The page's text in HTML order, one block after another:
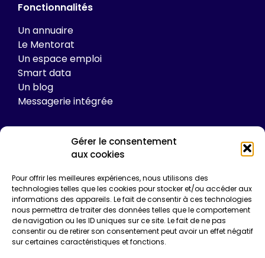
Gérer le consentement
aux cookies
Pour offrir les meilleures expériences, nous utilisons des
technologies telles que les cookies pour stocker et/ou accéder aux
informations des appareils. Le fait de consentir à ces technologies
nous permettra de traiter des données telles que le comportement
de navigation ou les ID uniques sur ce site. Le fait de ne pas
consentir ou de retirer son consentement peut avoir un effet négatif
sur certaines caractéristiques et fonctions.
Fonctionnalités
Un annuaire
Le Mentorat
Un espace emploi
Smart data
Un blog
Messagerie intégrée
Plateforme
Formations
Enquêtes de certification
Communication
Entreprise*